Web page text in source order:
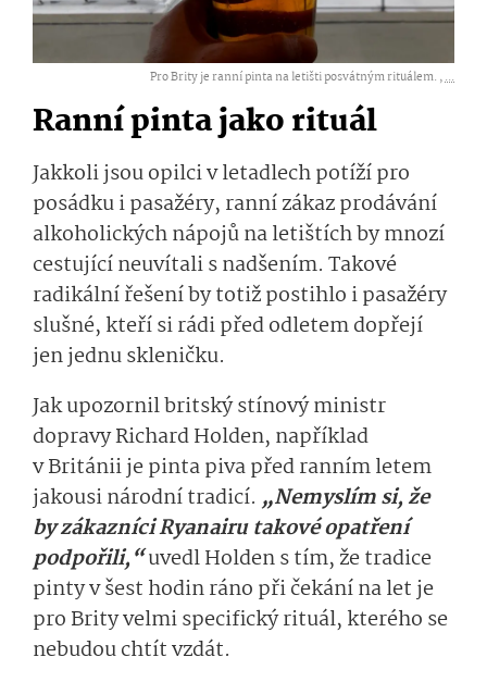
Pro Brity je ranní pinta na letišti posvátným rituálem. ,...
Ranní pinta jako rituál
Jakkoli jsou opilci v letadlech potíží pro
posádku i pasažéry, ranní zákaz prodávání
alkoholických nápojů na letištích by mnozí
cestující neuvítali s nadšením. Takové
radikální řešení by totiž postihlo i pasažéry
slušné, kteří si rádi před odletem dopřejí
jen jednu skleničku.
Jak upozornil britský stínový ministr
dopravy Richard Holden, například
v Británii je pinta piva před ranním letem
jakousi národní tradicí. „Nemyslím si, že
by zákazníci Ryanairu takové opatření
podpořili,“uvedl Holden s tím, že tradice
pinty v šest hodin ráno při čekání na let je
pro Brity velmi specifický rituál, kterého se
nebudou chtít vzdát.